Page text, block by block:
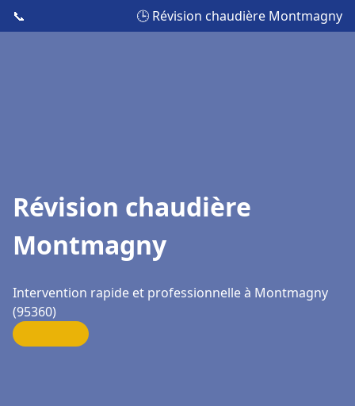
📞 🕒 Révision chaudière Montmagny
Révision chaudière
Montmagny
Intervention rapide et professionnelle à Montmagny
(95360)